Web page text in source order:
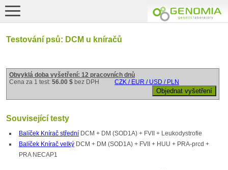
Testování psů: DCM u kníračů
Obvyklá doba vyšetření: 12 pracovních dnů
Cena za 1 test: 56.00 $ bez DPH CZK / EUR / USD / PLN
Související testy
Balíček Knírač střední DCM + DM (SOD1A) + FVII + Leukodystrofie
Balíček Knírač velký DCM + DM (SOD1A) + FVII + HUU + PRA-prcd +
PRA NECAP1